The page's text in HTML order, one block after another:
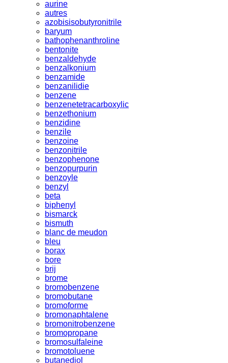
aurine
autres
azobisisobutyronitrile
baryum
bathophenanthroline
bentonite
benzaldehyde
benzalkonium
benzamide
benzanilidie
benzene
benzenetetracarboxylic
benzethonium
benzidine
benzile
benzoine
benzonitrile
benzophenone
benzopurpurin
benzoyle
benzyl
beta
biphenyl
bismarck
bismuth
blanc de meudon
bleu
borax
bore
brij
brome
bromobenzene
bromobutane
bromoforme
bromonaphtalene
bromonitrobenzene
bromopropane
bromosulfaleine
bromotoluene
butanediol